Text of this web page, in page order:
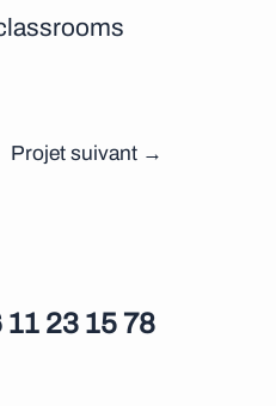
Projet suivant →
11 23 15 78